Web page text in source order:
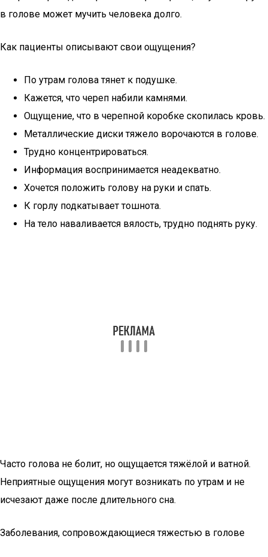
в голове может мучить человека долго.
Как пациенты описывают свои ощущения?
По утрам голова тянет к подушке.
Кажется, что череп набили камнями.
Ощущение, что в черепной коробке скопилась кровь.
Металлические диски тяжело ворочаются в голове.
Трудно концентрироваться.
Информация воспринимается неадекватно.
Хочется положить голову на руки и спать.
К горлу подкатывает тошнота.
На тело наваливается вялость, трудно поднять руку.
Часто голова не болит, но ощущается тяжёлой и ватной.
Неприятные ощущения могут возникать по утрам и не
исчезают даже после длительного сна.
Заболевания, сопровождающиеся тяжестью в голове